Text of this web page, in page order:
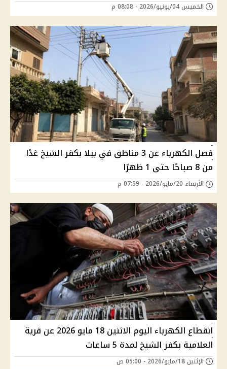
الخميس 04/يونيو/2026 - 08:08 م
فصل الكهرباء عن 3 مناطق في بيلا بكفر الشيخ غدًا
من 8 صباحًا حتى 1 ظهرًا
الأربعاء 20/مايو/2026 - 07:59 م
انقطاع الكهرباء اليوم الاثنين 18 مايو 2026 عن قرية
العلامية بكفر الشيخ لمدة 5 ساعات
الإثنين 18/مايو/2026 - 05:00 ص